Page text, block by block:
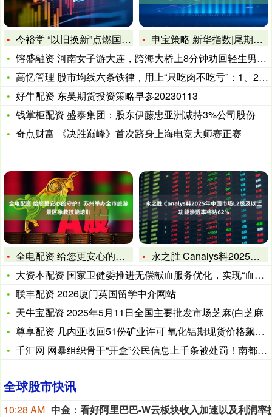
今裕堂 “以旧换新”点燃国庆中秋假期消费热潮
申宝策略 新华指数|尾期的定西商品薯及种薯行情稳弱 下游薯制
镕盛融资 河南女子游大连，跨海大桥上8分钟劝回轻生男子：你要
高忆管理 股市均线六条铁律，用上“只吃肉不吃亏”：1、20日
好牛配资 东吴期货投资策略早参20230113
钱掌柜配资 盛泰集团：股东伊藤忠亚洲减持3%公司股份
奇点财富 《决胜巅峰》首次跻身上海电竞大师赛正赛
全电配资 给您更安心的守护！苏州举办全市旅游景区急救技能培训
永之胜 Canalys料2025年中国市场L2级及以上功能渗
大资本配资 国家卫健委推进无偿献血服务优化，实现“血费减免一
联丰配资 2026厦门英国留学中介网站
天牛宝配资 2025年5月11日全国主要批发市场芝麻(白芝麻
尊享配资 几内亚收回51份矿业许可 氧化铝期现货价格飙升 我
千汇网 网暴组织骨干“开盒”公民信息上千条被处罚！南都曾起底
全球股市快讯
10:28 AM